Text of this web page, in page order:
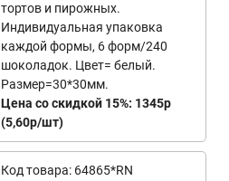
тортов и пирожных.
Индивидуальная упаковка
каждой формы, 6 форм/240
шоколадок. Цвет= белый.
Размер=30*30мм.
Цена со скидкой 15%: 1345р
(5,60р/шт)
Код товара: 64865*RN